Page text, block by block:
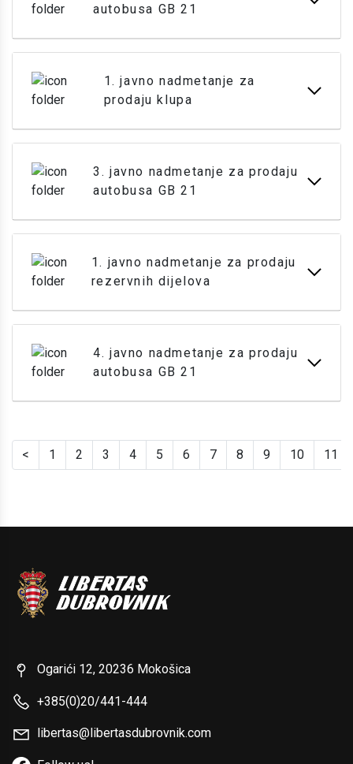
autobusa GB 21
1. javno nadmetanje za
prodaju klupa
3. javno nadmetanje za prodaju
autobusa GB 21
1. javno nadmetanje za prodaju
rezervnih dijelova
4. javno nadmetanje za prodaju
autobusa GB 21
< 1 2 3 4 5 6 7 8 9 10 11
Ogarići 12, 20236 Mokošica
+385(0)20/441-444
libertas@libertasdubrovnik.com